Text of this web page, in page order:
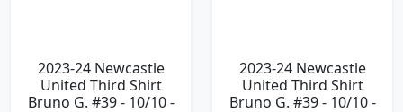
2023-24 Newcastle
United Third Shirt
Bruno G. #39 - 10/10 -
2023-24 Newcastle
United Third Shirt
Bruno G. #39 - 10/10 -